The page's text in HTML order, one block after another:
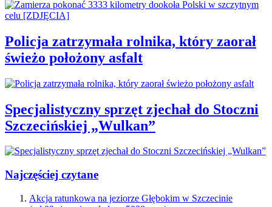
Policja zatrzymała rolnika, który zaorał
świeżo położony asfalt
Specjalistyczny sprzęt zjechał do Stoczni
Szczecińskiej „Wulkan”
Najczęściej czytane
Akcja ratunkowa na jeziorze Głębokim w Szczecinie